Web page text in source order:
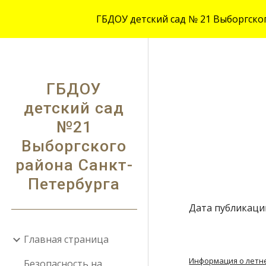
ГБДОУ детский сад № 21
ГБДОУ
детский сад
№21
Выборгского
района Санкт-
Петербурга
Главная страница
Дата
Информация о